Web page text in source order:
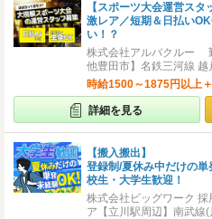
【スポーツ大会運営スタ
激レア／短期＆日払い
い！？
株式会社アルバクルー
他豊田市】名鉄三河線 越
時給1500～1875円以上
詳細を見る
【搬入搬出】
登録制/夏休み中だけの
校生・大学生歓迎！
株式会社ビッグワーク
ア【立川駅周辺】南武線